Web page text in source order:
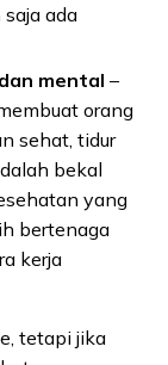
ada
mental –
orang
sehat, tidur
bekal
yang
bertenaga
kerja
tetapi jika